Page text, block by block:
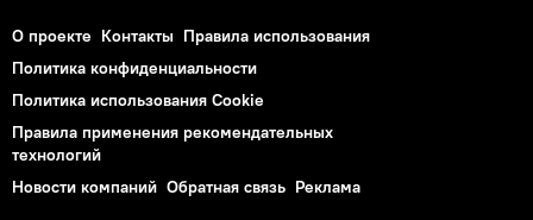
О проекте Контакты Правила использования
Политика конфиденциальности
Политика использования Cookie
Правила применения рекомендательных
технологий
Новости компаний Обратная связь Реклама